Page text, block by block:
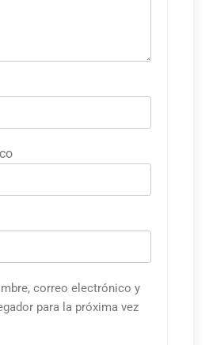
correo electrónico y
para la próxima vez